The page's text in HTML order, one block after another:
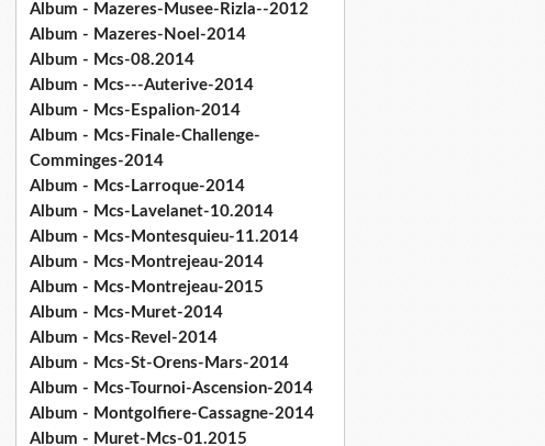
Album - Mazeres-Musee-Rizla--2012
Album - Mazeres-Noel-2014
Album - Mcs-08.2014
Album - Mcs---Auterive-2014
Album - Mcs-Espalion-2014
Album - Mcs-Finale-Challenge-
Comminges-2014
Album - Mcs-Larroque-2014
Album - Mcs-Lavelanet-10.2014
Album - Mcs-Montesquieu-11.2014
Album - Mcs-Montrejeau-2014
Album - Mcs-Montrejeau-2015
Album - Mcs-Muret-2014
Album - Mcs-Revel-2014
Album - Mcs-St-Orens-Mars-2014
Album - Mcs-Tournoi-Ascension-2014
Album - Montgolfiere-Cassagne-2014
Album - Muret-Mcs-01.2015